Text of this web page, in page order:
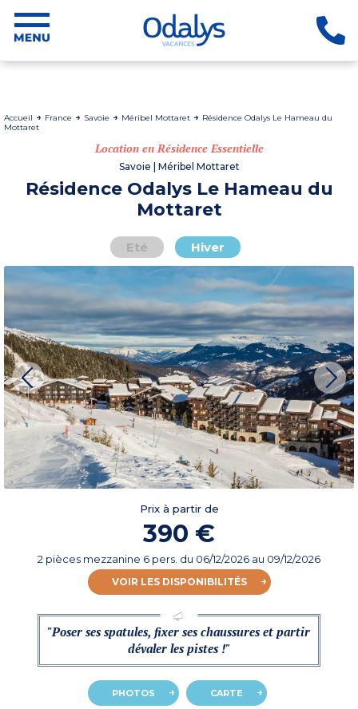
Accueil France Savoie Méribel Mottaret
Résidence Odalys Le Hameau du
Mottaret
Location en Résidence Essentielle
Savoie | Méribel Mottaret
Résidence Odalys Le Hameau du
Mottaret
Eté Hiver
Prix à partir de
390 €
2 pièces mezzanine 6 pers. du 06/12/2026 au 09/12/2026
VOIR LES DISPONIBILITÉS
"Poser ses spatules, fixer ses chaussures et partir
dévaler les pistes !"
PHOTOS CARTE